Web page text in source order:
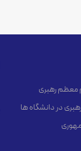
معظم رهبری
در دانشگاه ها